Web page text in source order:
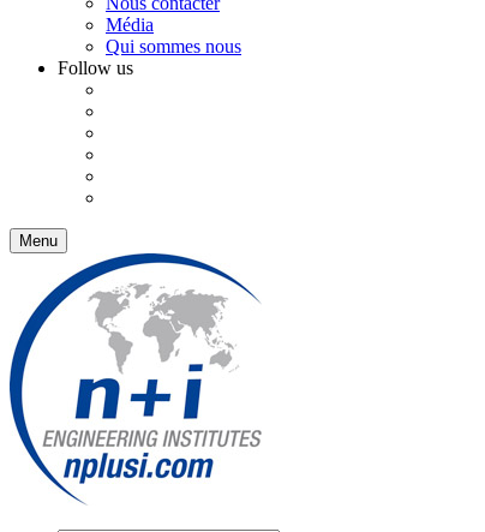
Média
Qui sommes nous
Follow us
Menu